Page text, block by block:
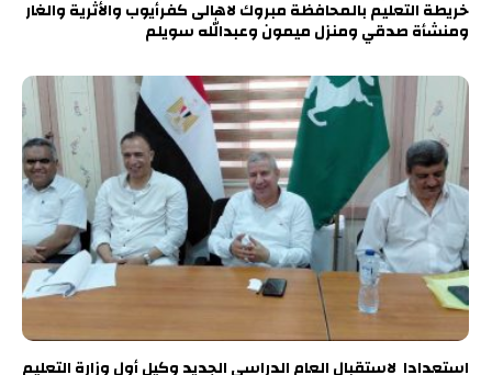
خريطة التعليم بالمحافظة مبروك لاهالى كفرأيوب والأثرية والغار
ومنشأة صدقي ومنزل ميمون وعبدالله سويلم
استعدادا لاستقبال العام الدراسي الجديد وكيل أول وزارة التعليم